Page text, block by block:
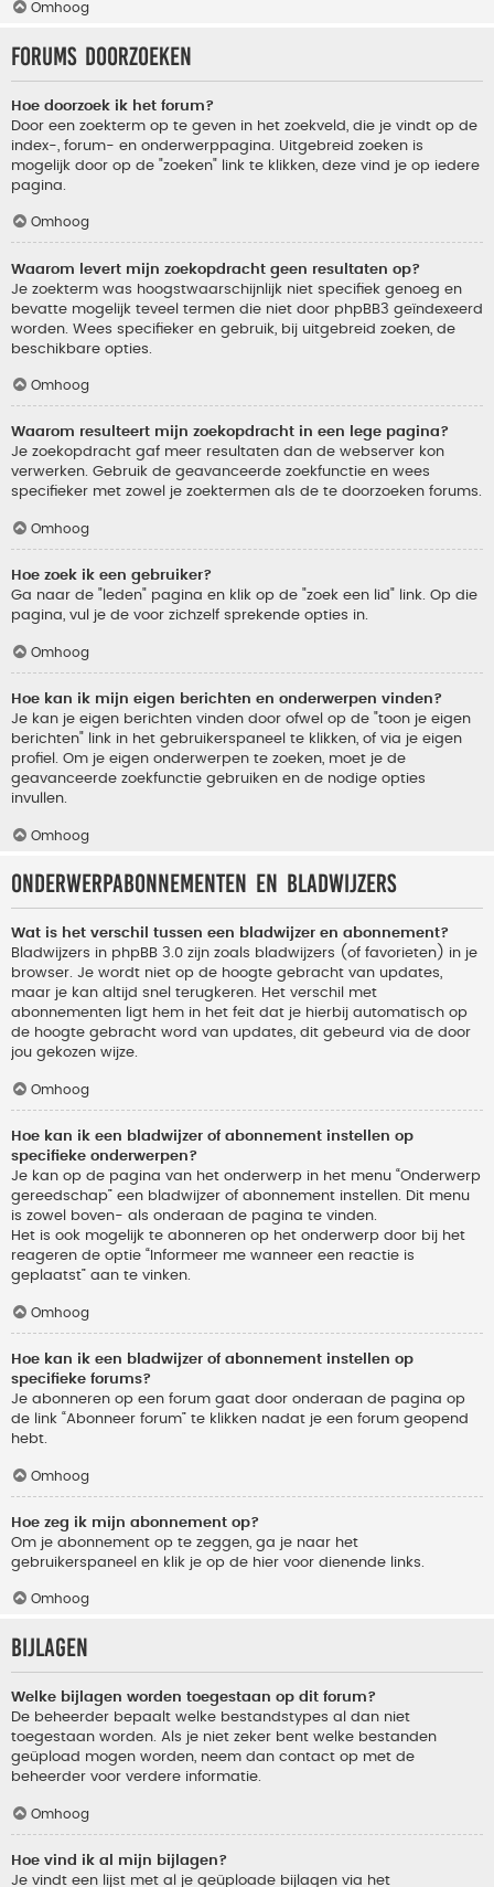
Omhoog
Forums doorzoeken
Hoe doorzoek ik het forum?
Door een zoekterm op te geven in het zoekveld, die je vindt op de
index-, forum- en onderwerppagina. Uitgebreid zoeken is
mogelijk door op de "zoeken" link te klikken, deze vind je op iedere
pagina.
Omhoog
Waarom levert mijn zoekopdracht geen resultaten op?
Je zoekterm was hoogstwaarschijnlijk niet specifiek genoeg en
bevatte mogelijk teveel termen die niet door phpBB3 geïndexeerd
worden. Wees specifieker en gebruik, bij uitgebreid zoeken, de
beschikbare opties.
Omhoog
Waarom resulteert mijn zoekopdracht in een lege pagina?
Je zoekopdracht gaf meer resultaten dan de webserver kon
verwerken. Gebruik de geavanceerde zoekfunctie en wees
specifieker met zowel je zoektermen als de te doorzoeken forums.
Omhoog
Hoe zoek ik een gebruiker?
Ga naar de "leden" pagina en klik op de "zoek een lid" link. Op die
pagina, vul je de voor zichzelf sprekende opties in.
Omhoog
Hoe kan ik mijn eigen berichten en onderwerpen vinden?
Je kan je eigen berichten vinden door ofwel op de "toon je eigen
berichten" link in het gebruikerspaneel te klikken, of via je eigen
profiel. Om je eigen onderwerpen te zoeken, moet je de
geavanceerde zoekfunctie gebruiken en de nodige opties
invullen.
Omhoog
Onderwerpabonnementen en bladwijzers
Wat is het verschil tussen een bladwijzer en abonnement?
Bladwijzers in phpBB 3.0 zijn zoals bladwijzers (of favorieten) in je
browser. Je wordt niet op de hoogte gebracht van updates,
maar je kan altijd snel terugkeren. Het verschil met
abonnementen ligt hem in het feit dat je hierbij automatisch op
de hoogte gebracht word van updates, dit gebeurd via de door
jou gekozen wijze.
Omhoog
Hoe kan ik een bladwijzer of abonnement instellen op
specifieke onderwerpen?
Je kan op de pagina van het onderwerp in het menu “Onderwerp
gereedschap” een bladwijzer of abonnement instellen. Dit menu
is zowel boven- als onderaan de pagina te vinden.
Het is ook mogelijk te abonneren op het onderwerp door bij het
reageren de optie “Informeer me wanneer een reactie is
geplaatst” aan te vinken.
Omhoog
Hoe kan ik een bladwijzer of abonnement instellen op
specifieke forums?
Je abonneren op een forum gaat door onderaan de pagina op
de link “Abonneer forum” te klikken nadat je een forum geopend
hebt.
Omhoog
Hoe zeg ik mijn abonnement op?
Om je abonnement op te zeggen, ga je naar het
gebruikerspaneel en klik je op de hier voor dienende links.
Omhoog
Bijlagen
Welke bijlagen worden toegestaan op dit forum?
De beheerder bepaalt welke bestandstypes al dan niet
toegestaan worden. Als je niet zeker bent welke bestanden
geüpload mogen worden, neem dan contact op met de
beheerder voor verdere informatie.
Omhoog
Hoe vind ik al mijn bijlagen?
Je vindt een lijst met al je geüploade bijlagen via het